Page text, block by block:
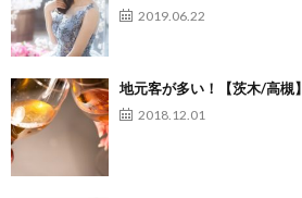
2019.06.22
地元客が多い！【茨木/高槻
2018.12.01